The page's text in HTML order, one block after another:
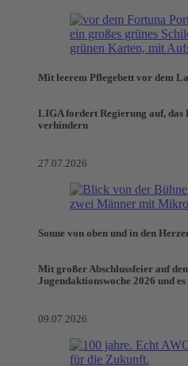
Mit leerem Pflegebett vor dem
LIGA fordert Regierung auf, das
verhindern
27.07.2026
Sonne von oben und in den
Mit großer Abschlussfeier auf
Jugendaktionswoche 2026 und
09.07.2026